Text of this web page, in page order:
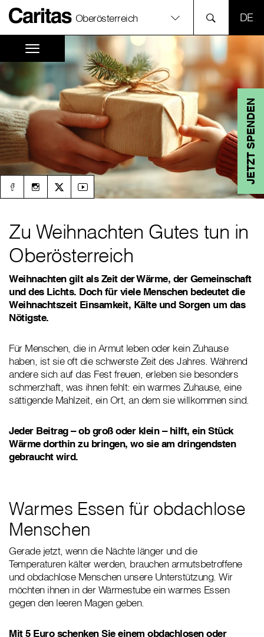
Oberösterreich
JETZT SPENDEN
Zu Weihnachten Gutes tun in
Oberösterreich
Weihnachten gilt als Zeit der Wärme, der Gemeinschaft
und des Lichts. Doch für viele Menschen bedeutet die
Weihnachtszeit Einsamkeit, Kälte und Sorgen um das
Nötigste.
Für Menschen, die in Armut leben oder kein Zuhause
haben, ist sie oft die schwerste Zeit des Jahres. Während
andere sich auf das Fest freuen, erleben sie besonders
schmerzhaft, was ihnen fehlt: ein warmes Zuhause, eine
sättigende Mahlzeit, ein Ort, an dem sie willkommen sind.
Jeder Beitrag – ob groß oder klein – hilft, ein Stück
Wärme dorthin zu bringen, wo sie am dringendsten
gebraucht wird.
Warmes Essen für obdachlose
Menschen
Gerade jetzt, wenn die Nächte länger und die
Temperaturen kälter werden, brauchen armutsbetroffene
und obdachlose Menschen unsere Unterstützung. Wir
möchten ihnen in der Wärmestube ein warmes Essen
gegen den leeren Magen geben.
Mit 5 Euro schenken Sie einem obdachlosen oder